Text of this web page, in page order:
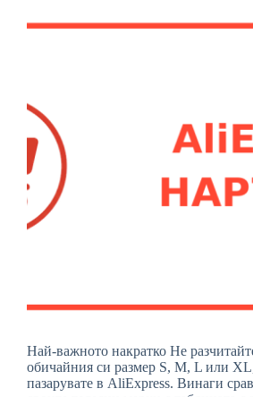
Най-важното накратко Не
обичайния си размер S, M, L или
пазарувате в AliExpress. Винаги